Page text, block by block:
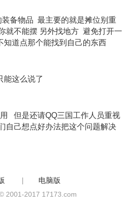
备物品 最主要的就是摊位别重
就不能摆 另外找地方 避免打开一
知道点那个能找到自己的东西
能这么说了
但是还请QQ三国工作人员重视
自己想点好办法把这个问题解决
| 电脑版
2001-2017 17173.com